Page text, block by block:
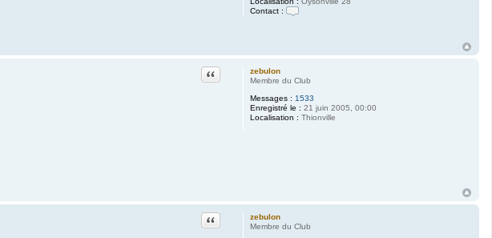
Contact :
t
r
M
o
zebulon
Membre du Club
Messages : 1533
Enregistré le : 21 juin 2005, 00:00
Localisation : Thionville
Citation
zebulon
Membre du Club
Citation